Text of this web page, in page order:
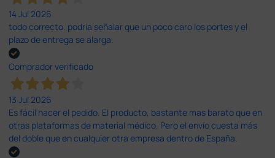
14 Jul 2026
todo correcto. podria señalar que un poco caro los portes y el
plazo de entrega se alarga.
Comprador verificado
13 Jul 2026
Es fácil hacer el pedido. El producto, bastante mas barato que en
otras plataformas de material médico. Pero el envío cuesta más
del doble que en cualquier otra empresa dentro de España.